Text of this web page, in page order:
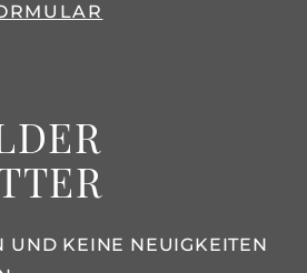
UND KEINE NEUIGKEITEN